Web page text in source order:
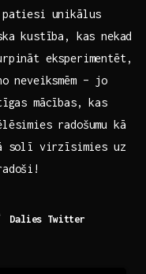
patiesi unikālus
kustība, kas ⁤nekad
‌eksperimentēt,
– jo
mācības, kas
radošumu kā
solī virzīsimies uz
Dalies Twitter